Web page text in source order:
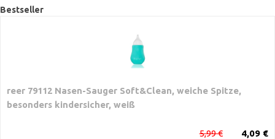
Bestseller
reer 79112 Nasen-Sauger Soft&Clean, weiche Spitze,
besonders kindersicher, weiß
4,09 €
5,99 €